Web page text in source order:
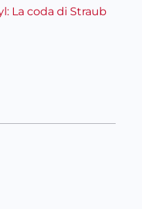
La coda di Straub